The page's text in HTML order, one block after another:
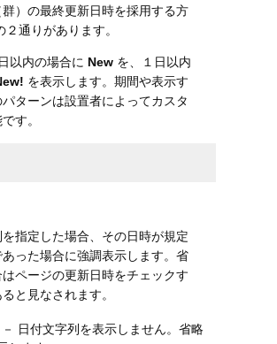
）の最終更新日時を採用する方
２通りがあります。
以内の場合に New を、１日以内
を表示します。期間や表示す
ターンは設置者によってカスタ
す。
を指定した場合、その日時が規定
った場合に強調表示します。省
ページの更新日時をチェックす
と見なされます。
日付文字列を表示しません。省略